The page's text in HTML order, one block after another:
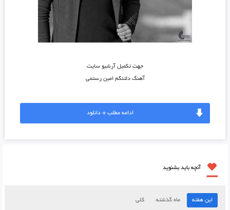
جهت تکمیل آرشیو سایت
آهنگ دلتنگم امین رستمی
ادامه مطلب + دانلود
آنچه باید بشنوید
این هفته ماه گذشته کلی